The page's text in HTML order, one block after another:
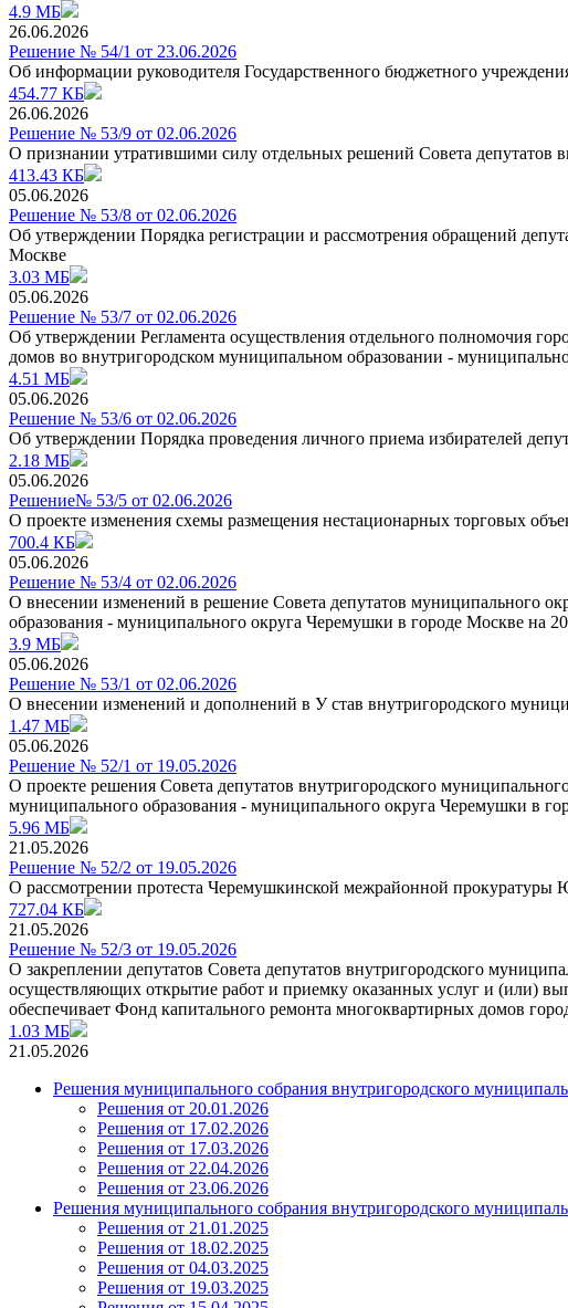
4.9 МБ
26.06.2026
Решение № 54/1 от 23.06.2026
Об информации руководителя Государственного бюджетного
454.77 КБ
26.06.2026
Решение № 53/9 от 02.06.2026
О признании утратившими силу отдельных решений Совета депутатов
413.43 КБ
05.06.2026
Решение № 53/8 от 02.06.2026
Об утверждении Порядка регистрации и рассмотрения обращений
Москве
3.03 МБ
05.06.2026
Решение № 53/7 от 02.06.2026
Об утверждении Регламента осуществления отдельного полномочия
домов во внутригородском муниципальном образовании -
4.51 МБ
05.06.2026
Решение № 53/6 от 02.06.2026
Об утверждении Порядка проведения личного приема избирателей
2.18 МБ
05.06.2026
Решение№ 53/5 от 02.06.2026
О проекте изменения схемы размещения нестационарных торговых
700.4 КБ
05.06.2026
Решение № 53/4 от 02.06.2026
О внесении изменений в решение Совета депутатов муниципального
образования - муниципального округа Черемушки в городе Москве на
3.9 МБ
05.06.2026
Решение № 53/1 от 02.06.2026
О внесении изменений и дополнений в У став внутригородского
1.47 МБ
05.06.2026
Решение № 52/1 от 19.05.2026
О проекте решения Совета депутатов внутригородского
муниципального образования - муниципального округа Черемушки в
5.96 МБ
21.05.2026
Решение № 52/2 от 19.05.2026
О рассмотрении протеста Черемушкинской межрайонной прокуратуры
727.04 КБ
21.05.2026
Решение № 52/3 от 19.05.2026
О закреплении депутатов Совета депутатов внутригородского
осуществляющих открытие работ и приемку оказанных услуг и (или)
обеспечивает Фонд капитального ремонта многоквартирных домов
1.03 МБ
21.05.2026
Решения муниципального собрания внутригородского
Решения от 20.01.2026
Решения от 17.02.2026
Решения от 17.03.2026
Решения от 22.04.2026
Решения от 23.06.2026
Решения муниципального собрания внутригородского
Решения от 21.01.2025
Решения от 18.02.2025
Решения от 04.03.2025
Решения от 19.03.2025